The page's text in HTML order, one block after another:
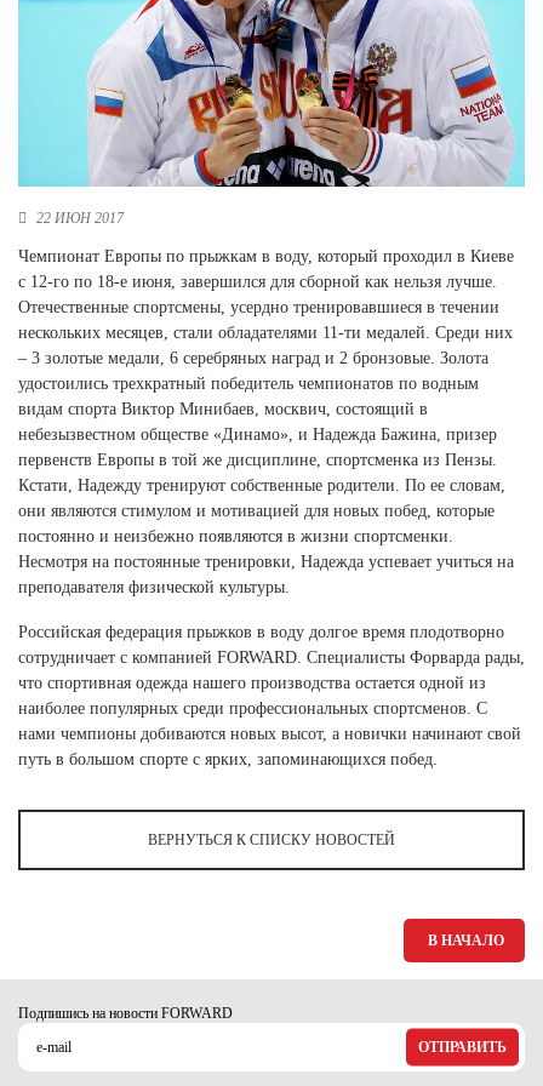
Новосибирская область (3)
Омская область (5)
Республика Башкортостан (3)
Республика Крым (1)
Республика Татарстан (2)
Ростовская область (2)
Санкт-Петербург и ЛО (3)
Саратовская область (1)
Свердловская область (5)
Северная Осетия (2)
Смоленская область (1)
Ставропольский край (5)
Томская область (1)
Тульская область (1)
Тюменская область (3)
Хакасия (1)
Ханты-Мансийский автономный округ (3)
Челябинская область (2)
Ямало-Ненецкий автономный округ (1)
Ярославская область (1)
22 ИЮН 2017
Чемпионат Европы по прыжкам в воду, который проходил в Киеве
с 12-го по 18-е июня, завершился для сборной как нельзя лучше.
Отечественные спортсмены, усердно тренировавшиеся в течении
нескольких месяцев, стали обладателями 11-ти медалей. Среди них
– 3 золотые медали, 6 серебряных наград и 2 бронзовые. Золота
удостоились трехкратный победитель чемпионатов по водным
видам спорта Виктор Минибаев, москвич, состоящий в
небезызвестном обществе «Динамо», и Надежда Бажина, призер
первенств Европы в той же дисциплине, спортсменка из Пензы.
Кстати, Надежду тренируют собственные родители. По ее словам,
они являются стимулом и мотивацией для новых побед, которые
постоянно и неизбежно появляются в жизни спортсменки.
Несмотря на постоянные тренировки, Надежда успевает учиться на
преподавателя физической культуры.
Российская федерация прыжков в воду долгое время плодотворно
сотрудничает с компанией FORWARD. Специалисты Форварда рады,
что спортивная одежда нашего производства остается одной из
наиболее популярных среди профессиональных спортсменов. С
нами чемпионы добиваются новых высот, а новички начинают свой
путь в большом спорте с ярких, запоминающихся побед.
ВЕРНУТЬСЯ К СПИСКУ НОВОСТЕЙ
В НАЧАЛО
Подпишись на новости FORWARD
ОТПРАВИТЬ